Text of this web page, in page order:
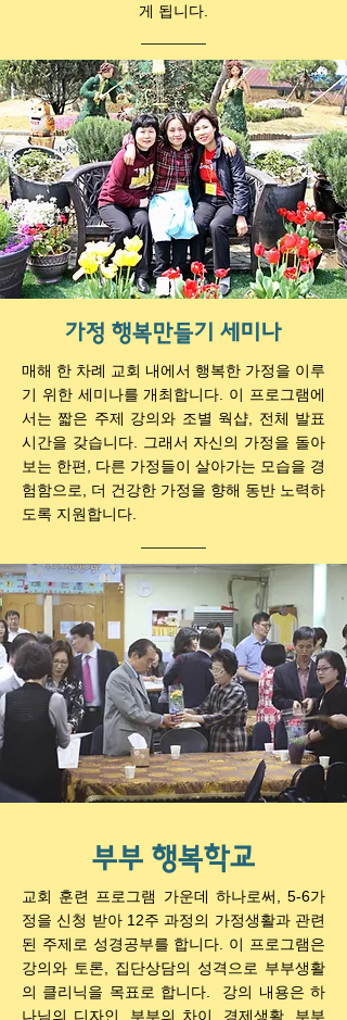
게 됩니다.
가정 행복만들기 세미나
매해 한 차례 교회 내에서 행복한 가정을 이루
기 위한 세미나를 개최합니다. 이 프로그램에
서는 짧은 주제 강의와 조별 웍샵, 전체 발표
시간을 갖습니다. 그래서 자신의 가정을 돌아
보는 한편, 다른 가정들이 살아가는 모습을 경
험함으로, 더 건강한 가정을 향해 동반 노력하
도록 지원합니다.
부부 행복학교
교회 훈련 프로그램 가운데 하나로써, 5-6가
정을 신청 받아 12주 과정의 가정생활과 관련
된 주제로 성경공부를 합니다. 이 프로그램은
강의와 토론, 집단상담의 성격으로 부부생활
의 클리닉을 목표로 합니다. 강의 내용은 하
나님의 디자인, 부부의 차이, 경제생활, 부부